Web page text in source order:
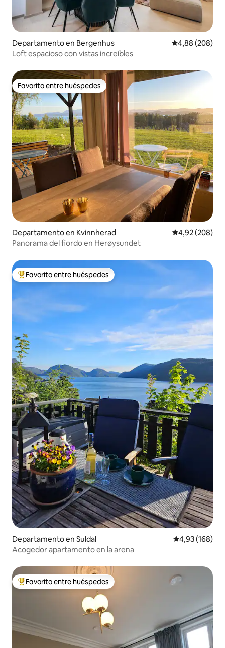
Departamento en Bergenhus Calificación
4,88 (208)
Loft espacioso con vistas increíbles
Favorito entre huéspedes
Favorito entre huéspedes
Departamento en Kvinnherad Calificación
4,92 (208)
Panorama del fiordo en Herøysundet
Favorito entre los huéspedes más destacados
Favorito entre huéspedes
Departamento en Suldal Calificación
4,93 (168)
Acogedor apartamento en la arena
Favorito entre los huéspedes más destacados
Favorito entre huéspedes